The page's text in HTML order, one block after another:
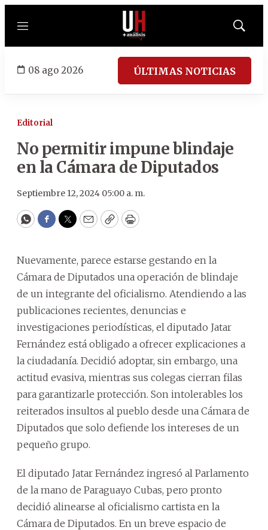
Menú
Mostrar
08 ago 2026 ÚLTIMAS NOTICIAS
Editorial
No permitir impune blindaje
en la Cámara de Diputados
Septiembre 12, 2024 05:00 a. m.
WhatsApp
Facebook
Twitter
EmailCopyPrint
Nuevamente, parece estarse gestando en la
Cámara de Diputados una operación de blindaje
de un integrante del oficialismo. Atendiendo a las
publicaciones recientes, denuncias e
investigaciones periodísticas, el diputado Jatar
Fernández está obligado a ofrecer explicaciones a
la ciudadanía. Decidió adoptar, sin embargo, una
actitud evasiva, mientras sus colegas cierran filas
para garantizarle protección. Son intolerables los
reiterados insultos al pueblo desde una Cámara de
Diputados que solo defiende los intereses de un
pequeño grupo.
El diputado Jatar Fernández ingresó al Parlamento
de la mano de Paraguayo Cubas, pero pronto
decidió alinearse al oficialismo cartista en la
Cámara de Diputados. En un breve espacio de